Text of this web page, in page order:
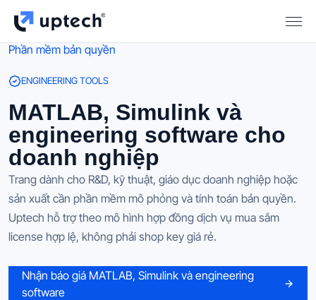
Phần mềm bản quyền
ENGINEERING TOOLS
MATLAB, Simulink và
engineering software cho
doanh nghiệp
Trang dành cho R&D, kỹ thuật, giáo dục doanh nghiệp hoặc
sản xuất cần phần mềm mô phỏng và tính toán bản quyền.
Uptech hỗ trợ theo mô hình hợp đồng dịch vụ mua sắm
license hợp lệ, không phải shop key giá rẻ.
Nhận báo giá MATLAB, Simulink và engineering
software